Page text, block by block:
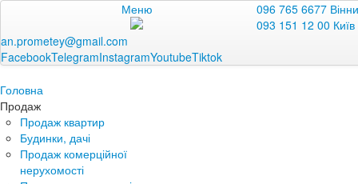
Меню
096 765 6677
093 151 12 00 Київ
an.prometey@gmail.com
FacebookTelegramInstagramYoutubeTiktok
Головна
Продаж
Продаж квартир
Будинки, дачі
Продаж комерційної
нерухомості